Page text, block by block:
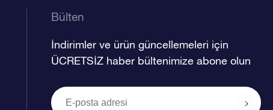
Bülten
İndirimler ve ürün güncellemeleri için
ÜCRETSİZ haber bültenimize abone olun